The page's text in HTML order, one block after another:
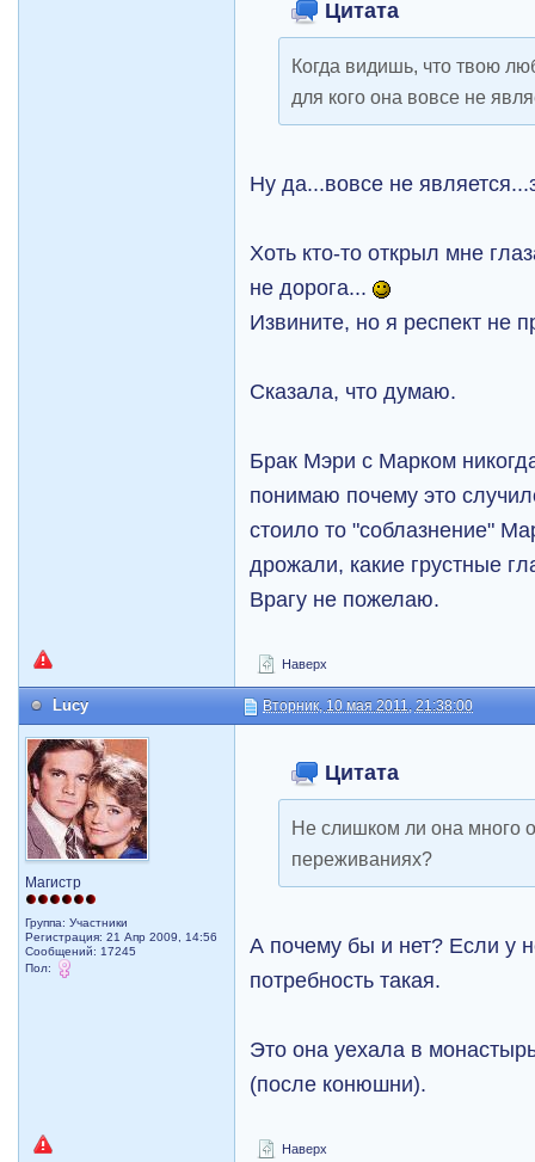
Цитата
Когда видишь, что твою
для кого она вовсе не
Ну да...вовсе не
Хоть кто-то открыл мне
не дорога...
Извините, но я респект не
Сказала, что думаю.
Брак Мэри с Марком
понимаю почему это
стоило то "соблазнение"
дрожали, какие грустные
Врагу не пожелаю.
Наверх
Lucy Вторник, 10 мая 2011, 21:38:00
Магистр
Группа: Участники
Регистрация: 21 Апр 2009, 14:56
Сообщений: 17245
Пол:
Цитата
Не слишком ли она много
переживаниях?
А почему бы и нет? Если у
потребность такая.
Это она уехала в
(после конюшни).
Наверх